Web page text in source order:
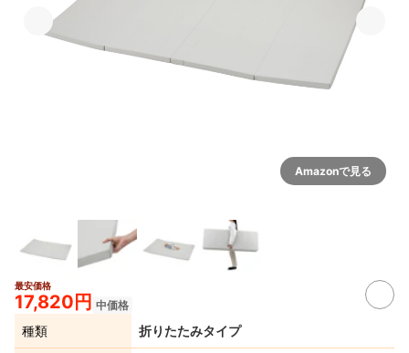
Amazonで見る
最安価格
17,820円 中価格
種類 折りたたみタイプ